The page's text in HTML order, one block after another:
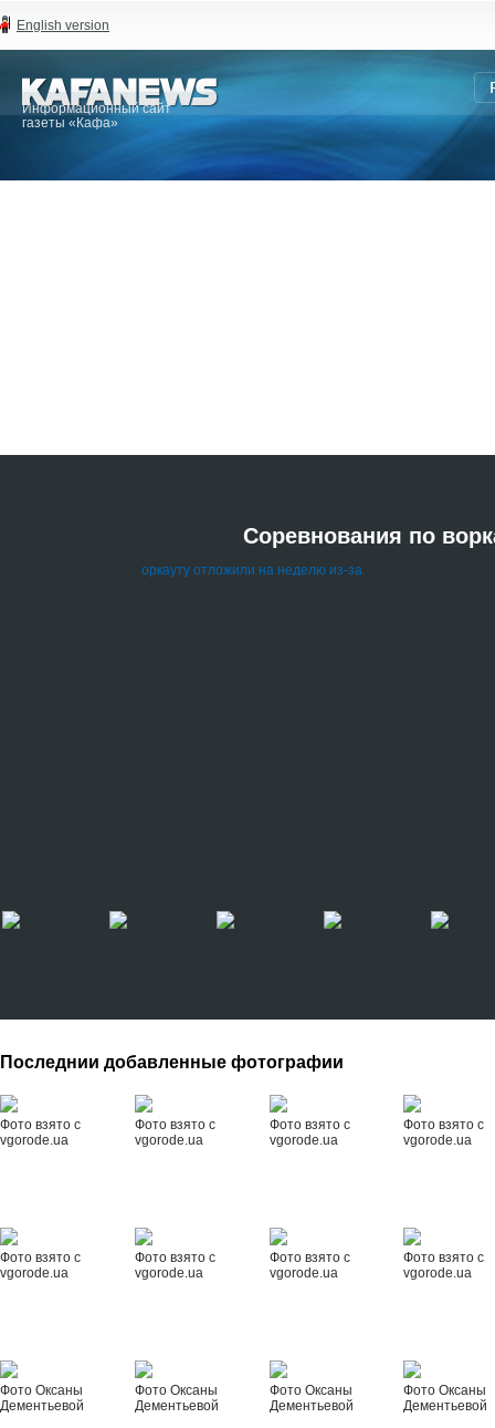
English version
Информационный сайт
газеты «Кафа»
Соревнования по
Последнии добавленные фотографии
Фото взято с
vgorode.ua
Фото взято с
vgorode.ua
Фото взято с
vgorode.ua
Фото взято с
vgorode.ua
Фото взято с
vgorode.ua
Фото взято с
vgorode.ua
Фото взято с
vgorode.ua
Фото взято с
vgorode.ua
Фото Оксаны
Дементьевой
Фото Оксаны
Дементьевой
Фото Оксаны
Дементьевой
Фото Оксаны
Дементьевой